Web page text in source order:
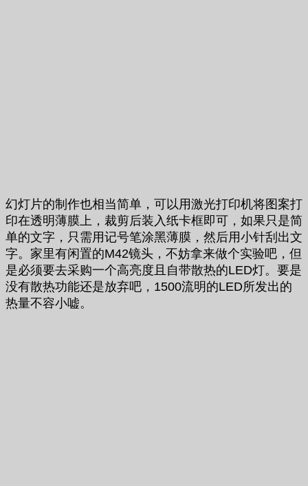
幻灯片的制作也相当简单，可以用激光打印机将图案打
印在透明薄膜上，裁剪后装入纸卡框即可，如果只是简
单的文字，只需用记号笔涂黑薄膜，然后用小针刮出文
字。家里有闲置的M42镜头，不妨拿来做个实验吧，但
是必须要去采购一个高亮度且自带散热的LED灯。要是
没有散热功能还是放弃吧，1500流明的LED所发出的
热量不容小嘘。